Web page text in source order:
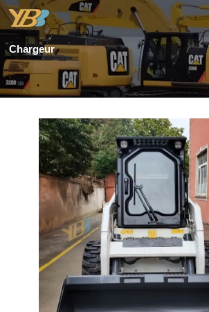
Chargeur